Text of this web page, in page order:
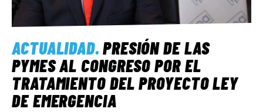
EL LADO «G»
ACTUALIDAD.PRESIÓN DE LAS
PYMES AL CONGRESO POR EL
TRATAMIENTO DEL PROYECTO LEY
DE EMERGENCIA